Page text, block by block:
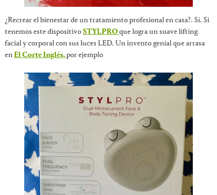
¿Recrear el bienestar de un tratamiento profesional en casa?. Sí. Si
tenemos este dispositivoSTYLPROque logra un suave lifting
facial y corporal con sus luces LED. Un invento genial que arrasa
enEl Corte Inglés,por ejemplo